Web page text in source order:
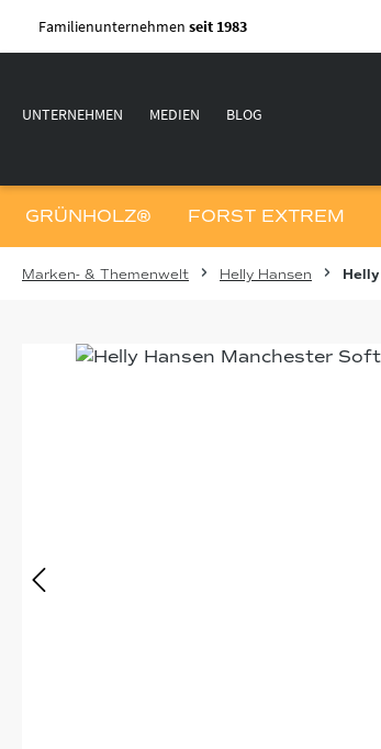
Hauptinhalt springen
Zur Suche springen
Zur Hauptnavigation springen
Familienunternehmen seit 1983
UNTERNEHMEN MEDIEN BLOG
GRÜNHOLZ® FORST EXTREM
Marken- & Themenwelt Helly Hansen
Bildergalerie überspringen